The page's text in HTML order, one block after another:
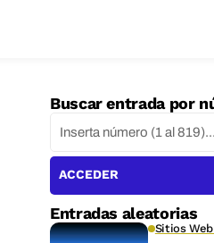
Buscar entrada por
ACCEDER
Entradas aleatorias
Sitios